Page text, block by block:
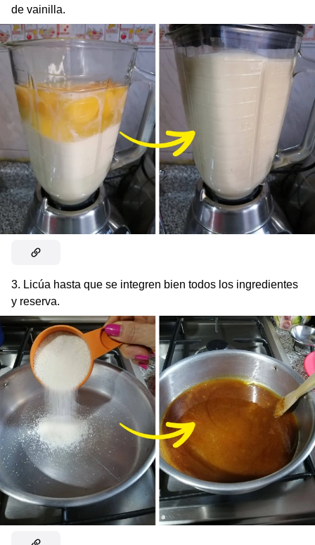
de vainilla.
3. Licúa hasta que se integren bien todos los ingredientes
y reserva.